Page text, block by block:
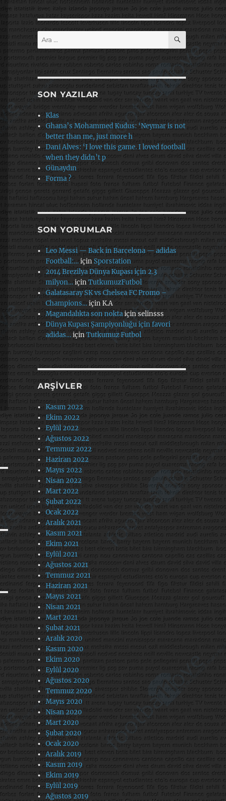
Ara: ARA
SON YAZILAR
Klas
Ghana’s Mohammed Kudus: ‘Neymar is not
better than me, just more h
Dani Alves: ‘I love this game. I loved football
when they didn’t p
Günaydın
Forma ?
SON YORUMLAR
Leo Messi — Back in Barcelona — adidas
Football:…içinSporstation
2014 Brezilya Dünya Kupası için 2.3
milyon…içinTutkumuzFutbol
Galatasaray SK vs Chelsea FC Promo –
Champions…içinK.A
Magandalıkta son noktaiçinselinsss
Dünya Kupası Şampiyonluğu için favori
adidas…içinTutkumuz Futbol
ARŞIVLER
Kasım 2022
Ekim 2022
Eylül 2022
Ağustos 2022
Temmuz 2022
Haziran 2022
Mayıs 2022
Nisan 2022
Mart 2022
Şubat 2022
Ocak 2022
Aralık 2021
Kasım 2021
Ekim 2021
Eylül 2021
Ağustos 2021
Temmuz 2021
Haziran 2021
Mayıs 2021
Nisan 2021
Mart 2021
Şubat 2021
Aralık 2020
Kasım 2020
Ekim 2020
Eylül 2020
Ağustos 2020
Temmuz 2020
Mayıs 2020
Nisan 2020
Mart 2020
Şubat 2020
Ocak 2020
Aralık 2019
Kasım 2019
Ekim 2019
Eylül 2019
Ağustos 2019